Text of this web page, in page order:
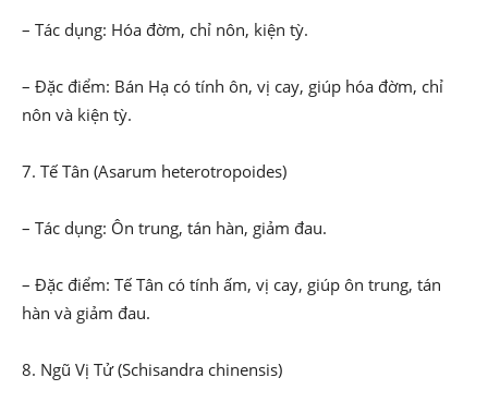
– Tác dụng: Hóa đờm, chỉ nôn, kiện tỳ.
– Đặc điểm: Bán Hạ có tính ôn, vị cay, giúp hóa đờm, chỉ
nôn và kiện tỳ.
7. Tế Tân (Asarum heterotropoides)
– Tác dụng: Ôn trung, tán hàn, giảm đau.
– Đặc điểm: Tế Tân có tính ấm, vị cay, giúp ôn trung, tán
hàn và giảm đau.
8. Ngũ Vị Tử (Schisandra chinensis)